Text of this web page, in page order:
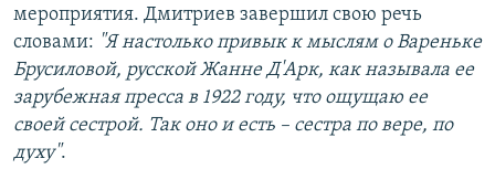
мероприятия. Дмитриев завершил свою речь
словами: "Я настолько привык к мыслям о Вареньке
Брусиловой, русской Жанне Д'Арк, как называла ее
зарубежная пресса в 1922 году, что ощущаю ее
своей сестрой. Так оно и есть – сестра по вере, по
духу".